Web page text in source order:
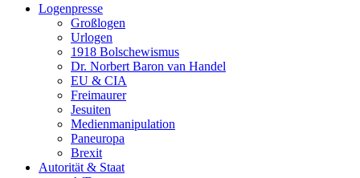
Logenpresse
Großlogen
Urlogen
1918 Bolschewismus
Dr. Norbert Baron van Handel
EU & CIA
Freimaurer
Jesuiten
Medienmanipulation
Paneuropa
Brexit
Autorität & Staat